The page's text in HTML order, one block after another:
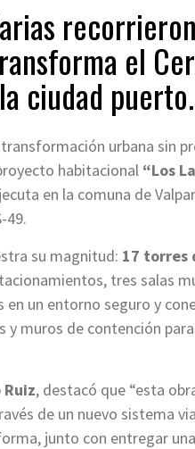
el
ciudad puerto.
urbana sin
habitacional “Los
en la comuna de
49.
su magnitud: 17 torres
tres salas
un entorno seguro y
muros de contención
Ruiz, destacó que “esta
de un nuevo sistema
junto con entregar